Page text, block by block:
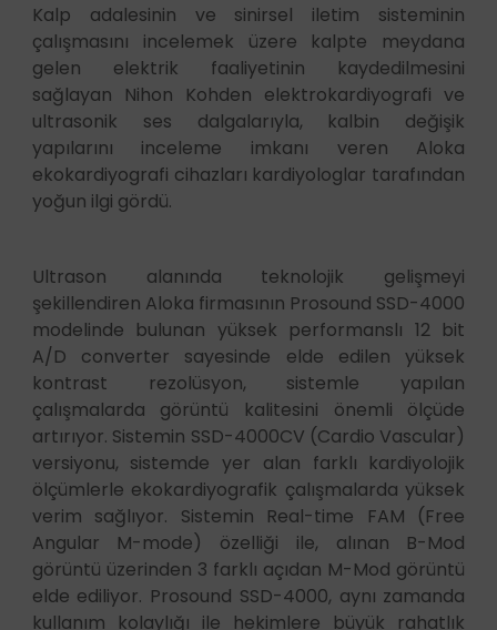
Kalp adalesinin ve sinirsel iletim sisteminin
çalışmasını incelemek üzere kalpte meydana
gelen elektrik faaliyetinin kaydedilmesini
sağlayan Nihon Kohden elektrokardiyografi ve
ultrasonik ses dalgalarıyla, kalbin değişik
yapılarını inceleme imkanı veren Aloka
ekokardiyografi cihazları kardiyologlar tarafından
yoğun ilgi gördü.
Ultrason alanında teknolojik gelişmeyi
şekillendiren Aloka firmasının Prosound SSD-4000
modelinde bulunan yüksek performanslı 12 bit
A/D converter sayesinde elde edilen yüksek
kontrast rezolüsyon, sistemle yapılan
çalışmalarda görüntü kalitesini önemli ölçüde
artırıyor. Sistemin SSD-4000CV (Cardio Vascular)
versiyonu, sistemde yer alan farklı kardiyolojik
ölçümlerle ekokardiyografik çalışmalarda yüksek
verim sağlıyor. Sistemin Real-time FAM (Free
Angular M-mode) özelliği ile, alınan B-Mod
görüntü üzerinden 3 farklı açıdan M-Mod görüntü
elde ediliyor. Prosound SSD-4000, aynı zamanda
kullanım kolaylığı ile hekimlere büyük rahatlık